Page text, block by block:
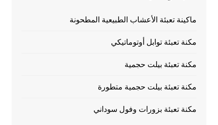
ماكينة تعبئة الأعشاب الطبيعية المطحونة
مكنة تعبئة توابل أوتوماتيكي
مكنة تعبئة بيلت حجمية
مكنة تعبئة بيلت حجمية متطورة
مكنة تعبئة بزورات وفول سوداني